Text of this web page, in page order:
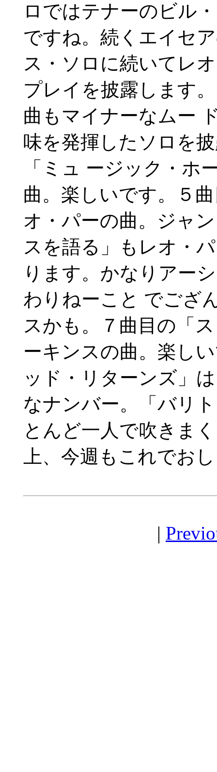
ロではテナーのビル
ですね。続くエイセ
ス・ソロに続いてレ
プレイを披露します
曲もマイナーなムー
味を発揮したソロを
「ミュ ージック・ホ
曲。楽しいです。５
オ・パーの曲。ジャ
スを語る」もレオ・
ります。かなりアー
わりねーこと でござ
スかも。７曲目の「
ーキンスの曲。楽し
ッド・リターンズ」
なナンバー。「バリ
とんど一人で吹きま
上、今週もこれでお
|